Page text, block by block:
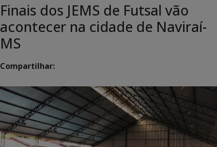
Finais dos JEMS de Futsal vão
acontecer na cidade de Naviraí-
MS
Compartilhar: